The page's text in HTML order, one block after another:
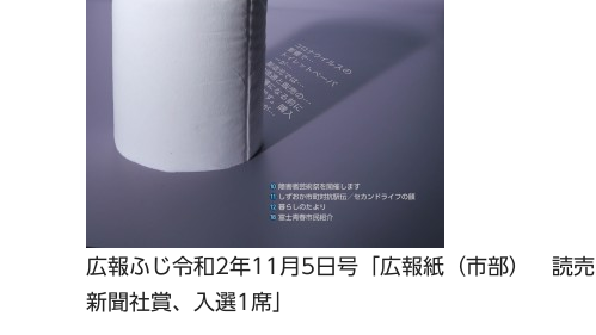
広報ふじ令和2年11月5日号「広報紙（市部） 読売
新聞社賞、入選1席」